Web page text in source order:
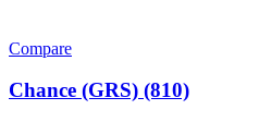
Compare
Chance (GRS) (810)